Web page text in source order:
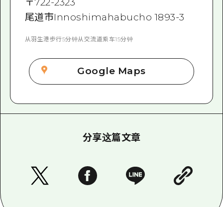
〒722-2323
尾道市Innoshimahabucho 1893-3
从羽生港步行5分钟从交流道乘车15分钟
Google Maps
分享这篇文章